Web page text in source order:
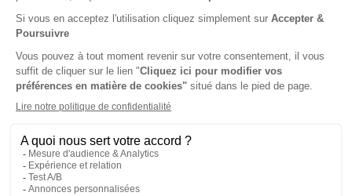
Télé 7 Jours